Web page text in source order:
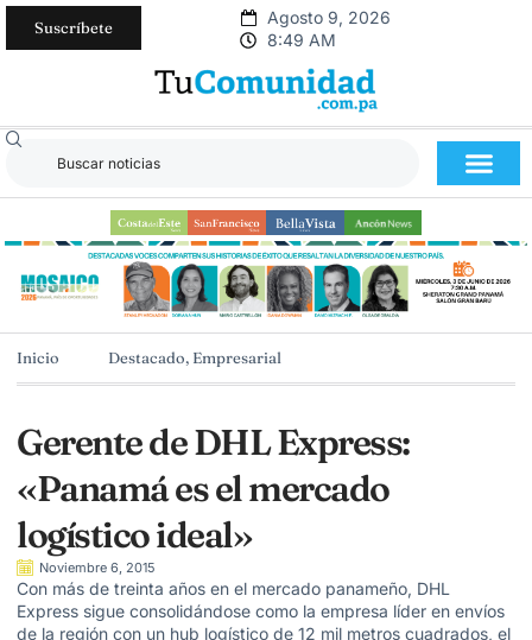
Suscríbete
Agosto 9, 2026
8:49 AM
Inicio Destacado, Empresarial
Gerente de DHL Express:
«Panamá es el mercado
logístico ideal»
Noviembre 6, 2015
Con más de treinta años en el mercado panameño, DHL
Express sigue consolidándose como la empresa líder en envíos
de la región con un hub logístico de 12 mil metros cuadrados, el